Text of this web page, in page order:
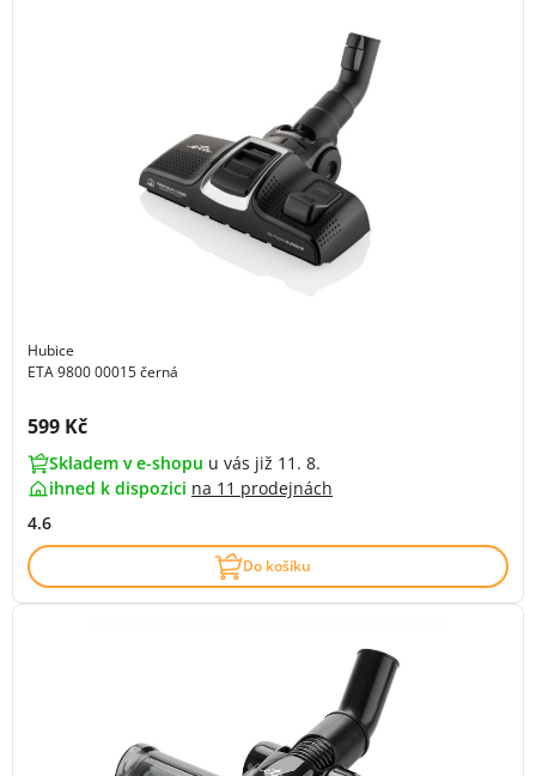
Hubice
ETA 9800 00015 černá
Cena s DPH:
599 Kč
Skladem v e-shopu u vás již 11. 8.
ihned k dispozici na 11 prodejnách
4.6
Do košíku